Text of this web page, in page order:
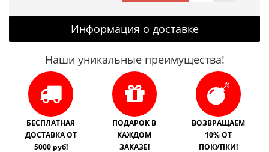
Информация о доставке
Наши уникальные преимущества!
БЕСПЛАТНАЯ
ДОСТАВКА ОТ
5000 руб!
ПОДАРОК В
КАЖДОМ
ЗАКАЗЕ!
ВОЗВРАЩАЕМ
10% ОТ
ПОКУПКИ!